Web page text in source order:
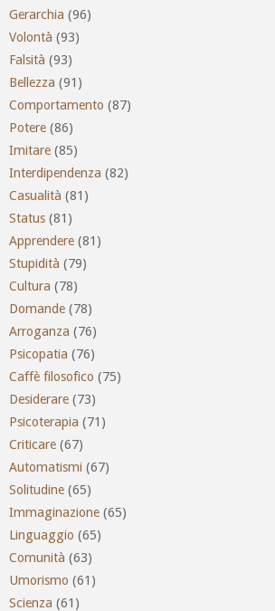
Gerarchia (96)
Volontà (93)
Falsità (93)
Bellezza (91)
Comportamento (87)
Potere (86)
Imitare (85)
Interdipendenza (82)
Casualità (81)
Status (81)
Apprendere (81)
Stupidità (79)
Cultura (78)
Domande (78)
Arroganza (76)
Psicopatia (76)
Caffè filosofico (75)
Desiderare (73)
Psicoterapia (71)
Criticare (67)
Automatismi (67)
Solitudine (65)
Immaginazione (65)
Linguaggio (65)
Comunità (63)
Umorismo (61)
Scienza (61)